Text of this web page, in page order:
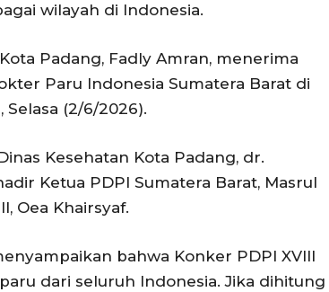
wilayah di Indonesia.
Padang, Fadly Amran, menerima
Paru Indonesia Sumatera Barat di
Selasa (2/6/2026).
Kesehatan Kota Padang, dr.
Ketua PDPI Sumatera Barat, Masrul
Oea Khairsyaf.
bahwa Konker PDPI XVIII
dari seluruh Indonesia. Jika dihitung